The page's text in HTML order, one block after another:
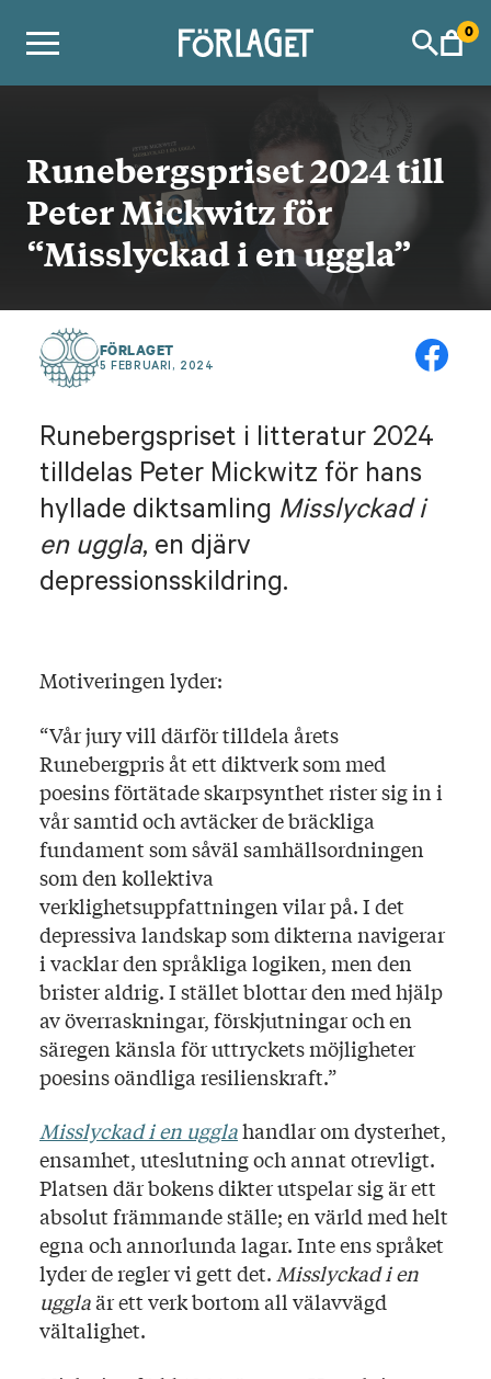
0
Runebergspriset 2024 till
Peter Mickwitz för
“Misslyckad i en uggla”
FÖRLAGET
5 FEBRUARI, 2024
Runebergspriset i litteratur 2024
tilldelas Peter Mickwitz för hans
hyllade diktsamling Misslyckad i
en uggla, en djärv
depressionsskildring.
Motiveringen lyder:
“Vår jury vill därför tilldela årets
Runebergpris åt ett diktverk som med
poesins förtätade skarpsynthet rister sig in i
vår samtid och avtäcker de bräckliga
fundament som såväl samhällsordningen
som den kollektiva
verklighetsuppfattningen vilar på. I det
depressiva landskap som dikterna navigerar
i vacklar den språkliga logiken, men den
brister aldrig. I stället blottar den med hjälp
av överraskningar, förskjutningar och en
säregen känsla för uttryckets möjligheter
poesins oändliga resilienskraft.”
Misslyckad i en ugglahandlar om dysterhet,
ensamhet, uteslutning och annat otrevligt.
Platsen där bokens dikter utspelar sig är ett
absolut främmande ställe; en värld med helt
egna och annorlunda lagar. Inte ens språket
lyder de regler vi gett det.Misslyckad i en
ugglaär ett verk bortom all välavvägd
vältalighet.